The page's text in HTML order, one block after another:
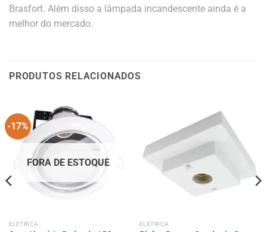
Brasfort. Além disso a lâmpada incandescente ainda é a
melhor do mercado.
PRODUTOS RELACIONADOS
-17%
FORA DE ESTOQUE
ELÉTRICA ELÉTRICA